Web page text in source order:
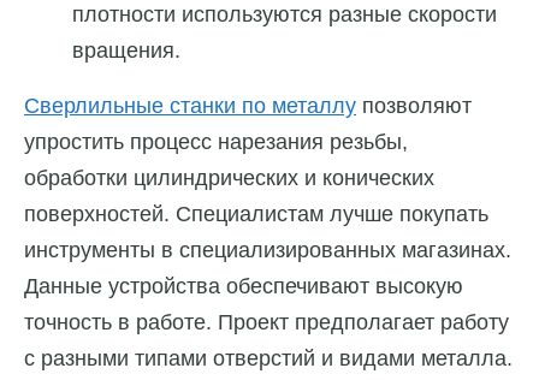
плотности используются разные скорости
вращения.
Сверлильные станки по металлу позволяют
упростить процесс нарезания резьбы,
обработки цилиндрических и конических
поверхностей. Специалистам лучше покупать
инструменты в специализированных магазинах.
Данные устройства обеспечивают высокую
точность в работе. Проект предполагает работу
с разными типами отверстий и видами металла.